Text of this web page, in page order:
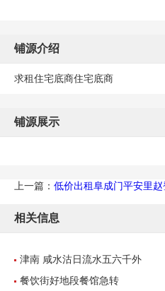
铺源介绍
求租住宅底商住宅底商
铺源展示
上一篇： 低价出租阜成门平安里
相关信息
津南 咸水沽日流水五六千外
卖餐馆带生意转让 酒楼餐饮
餐饮街好地段餐馆急转